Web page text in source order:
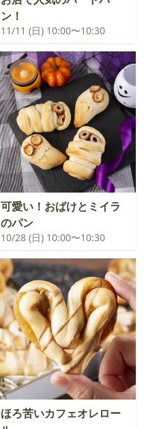
ン！
11/11 (日) 10:00〜10:30
可愛い！おばけとミイラ
のパン
10/28 (日) 10:00〜10:30
ほろ苦いカフェオレロー